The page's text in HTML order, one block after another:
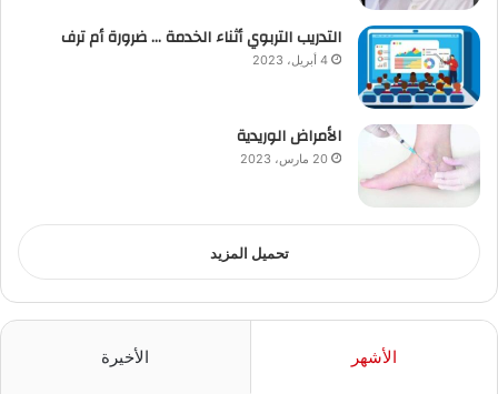
التدريب التربوي أثناء الخدمة … ضرورة أم ترف
4 أبريل، 2023
الأمراض الوريدية
20 مارس، 2023
تحميل المزيد
الأشهر الأخيرة